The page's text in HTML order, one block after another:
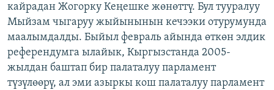
ЫҢГАЙСЫЗ СУРООЛОР
ЭЕ/АРнун бардык сайттары
кайрадан Жогорку Кеңешке жөнөттү. Бул тууралуу
Мыйзам чыгаруу жыйынынын кечээки отурумунда
маалымдалды. Быйыл февраль айында өткөн элдик
референдумга ылайык, Кыргызстанда 2005-
жылдан баштап бир палаталуу парламент
түзүлөөрү, ал эми азыркы кош палаталуу парламент